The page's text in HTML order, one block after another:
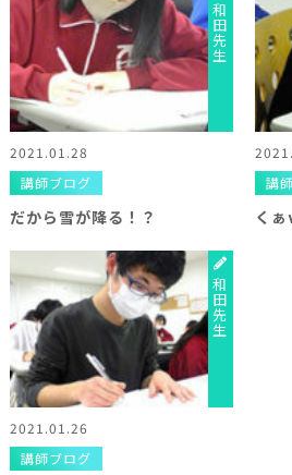
和田先生
2021.01.28
講師ブログ
だから雪が降る！？
講
く
和田先生
2021.01.26
講師ブログ